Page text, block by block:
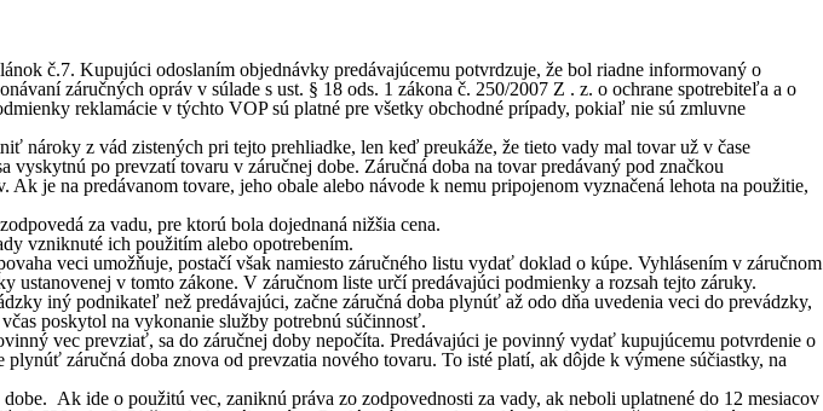
č.7. Kupujúci odoslaním objednávky predávajúcemu potvrdzuje, že bol riadne informovaný o
záručných opráv v súlade s ust. § 18 ods. 1 zákona č. 250/2007 Z . z. o ochrane spotrebiteľa a o
reklamácie v týchto VOP sú platné pre všetky obchodné prípady, pokiaľ nie sú zmluvne
z vád zistených pri tejto prehliadke, len keď preukáže, že tieto vady mal tovar už v čase
po prevzatí tovaru v záručnej dobe. Záručná doba na tovar predávaný pod značkou
je na predávanom tovare, jeho obale alebo návode k nemu pripojenom vyznačená lehota na použitie,
za vadu, pre ktorú bola dojednaná nižšia cena.
vzniknuté ich použitím alebo opotrebením.
veci umožňuje, postačí však namiesto záručného listu vydať doklad o kúpe. Vyhlásením v záručnom
v tomto zákone. V záručnom liste určí predávajúci podmienky a rozsah tejto záruky.
iný podnikateľ než predávajúci, začne záručná doba plynúť až odo dňa uvedenia veci do prevádzky,
poskytol na vykonanie služby potrebnú súčinnosť.
vec prevziať, sa do záručnej doby nepočíta. Predávajúci je povinný vydať kupujúcemu potvrdenie o
záručná doba znova od prevzatia nového tovaru. To isté platí, ak dôjde k výmene súčiastky, na
Ak ide o použitú vec, zaniknú práva zo zodpovednosti za vady, ak neboli uplatnené do 12 mesiacov